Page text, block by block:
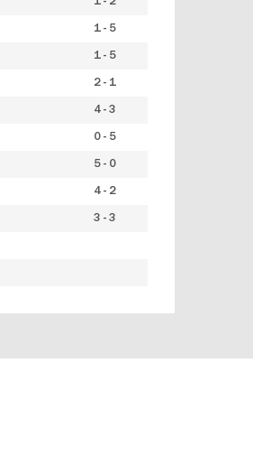
1 - 5
1 - 5
2 - 1
4 - 3
0 - 5
5 - 0
4 - 2
3 - 3